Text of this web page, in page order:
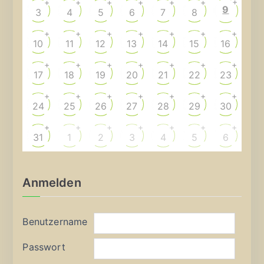
3
+
4
+
5
+
6
+
7
+
8
+
9
10
+
11
+
12
+
13
+
14
+
15
+
16
+
17
+
18
+
19
+
20
+
21
+
22
+
23
+
24
+
25
+
26
+
27
+
28
+
29
+
30
+
31
+
1
+
2
+
3
+
4
+
5
+
6
+
Anmelden
Benutzername
Passwort